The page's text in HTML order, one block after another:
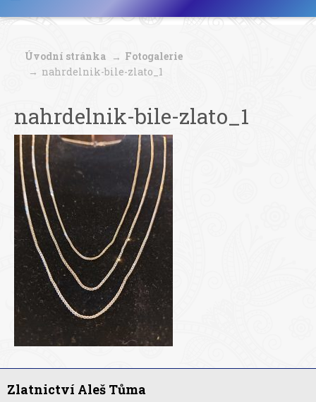
Úvodní stránka
Fotogalerie
nahrdelnik-bile-zlato_1
nahrdelnik-bile-zlato_1
Zlatnictví Aleš Tůma